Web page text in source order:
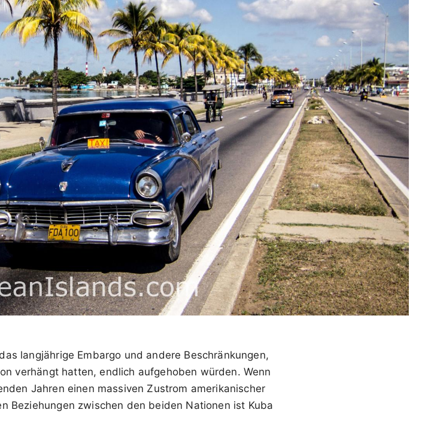
langjährige Embargo und andere Beschränkungen,
verhängt hatten, endlich aufgehoben würden. Wenn
Jahren einen massiven Zustrom amerikanischer
Beziehungen zwischen den beiden Nationen ist Kuba